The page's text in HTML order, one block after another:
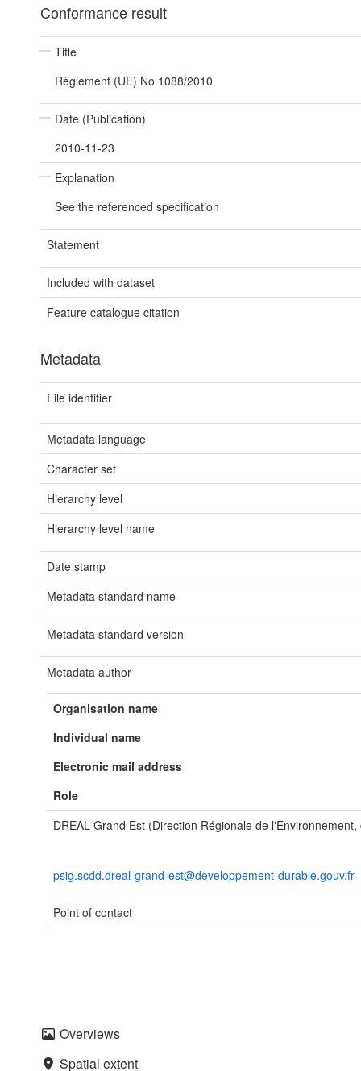
Conformance result
Title
Règlement (UE) No 1088/2010
Date (Publication)
2010-11-23
Explanation
See the referenced specification
Statement
Included with dataset
Feature catalogue citation
Metadata
File identifier
Metadata language
Character set
Hierarchy level
Hierarchy level name
Date stamp
Metadata standard name
Metadata standard version
Metadata author
Organisation name
Individual name
Electronic mail address
Role
DREAL Grand Est (Direction Régionale de
psig.scdd.dreal-grand-est@developpement-durable.gouv.fr
Point of contact
Overviews
Spatial extent